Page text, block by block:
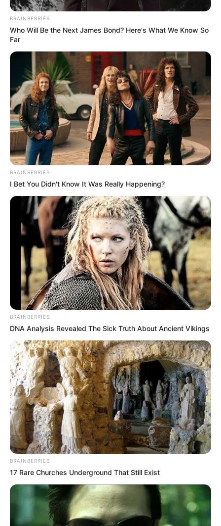
BRAINBERRIES
Who Will Be the Next James Bond? Here's What We Know So
Far
BRAINBERRIES
I Bet You Didn't Know It Was Really Happening?
BRAINBERRIES
DNA Analysis Revealed The Sick Truth About Ancient Vikings
BRAINBERRIES
17 Rare Churches Underground That Still Exist